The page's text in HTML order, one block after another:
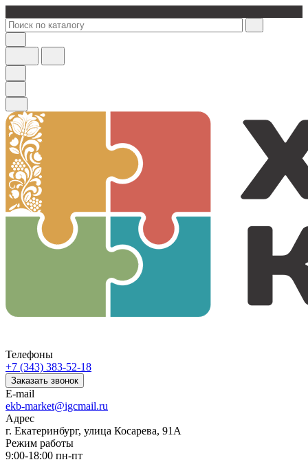
Телефоны
+7 (343) 383-52-18
Заказать звонок
E-mail
ekb-market@igcmail.ru
Адрес
г. Екатеринбург, улица Косарева, 91А
Режим работы
9:00-18:00 пн-пт